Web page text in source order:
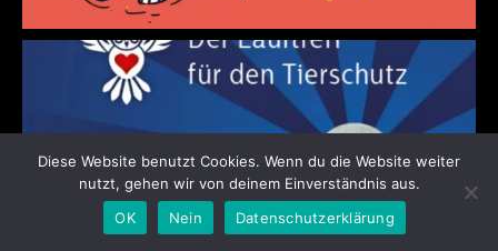
Diese Website benutzt Cookies. Wenn du die Website weiter
nutzt, gehen wir von deinem Einverständnis aus.
OK
Nein Datenschutzerklärung